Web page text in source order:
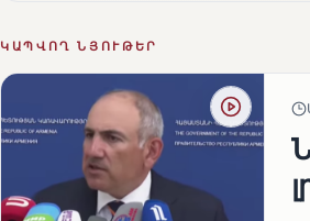
ԿԱՊՎՈՂ ՆՅՈՒԹԵՐ